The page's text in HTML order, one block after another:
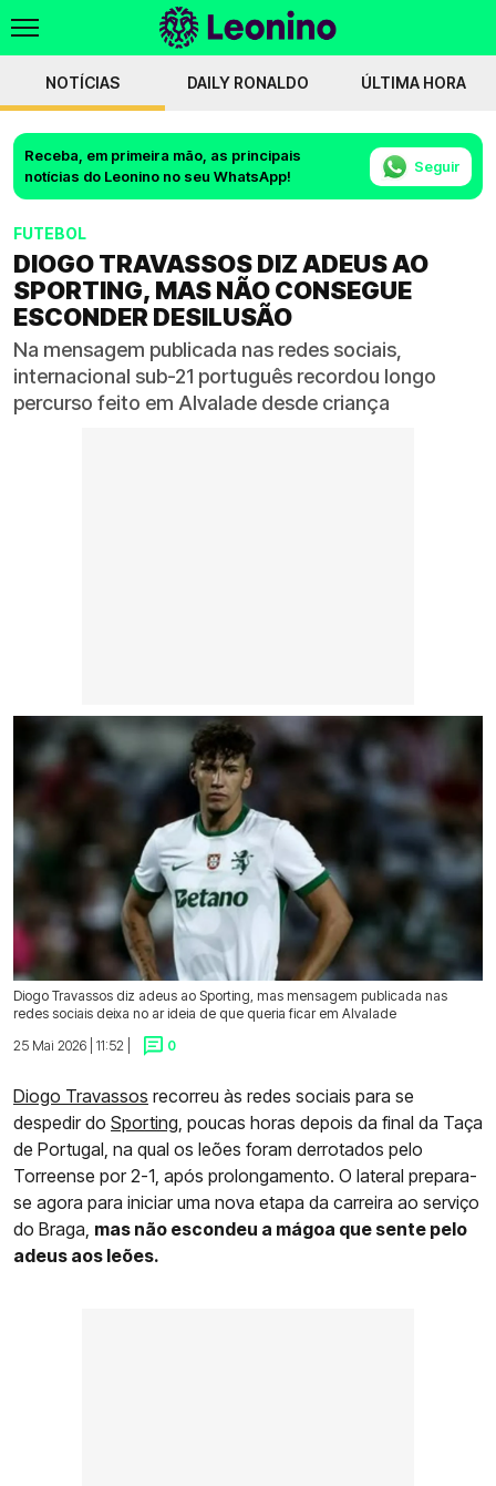
NOTÍCIAS DAILY RONALDO ÚLTIMA HORA
Receba, em primeira mão, as principais
notícias do Leonino no seu WhatsApp!
Seguir
FUTEBOL
DIOGO TRAVASSOS DIZ ADEUS AO
SPORTING, MAS NÃO CONSEGUE
ESCONDER DESILUSÃO
Na mensagem publicada nas redes sociais,
internacional sub-21 português recordou longo
percurso feito em Alvalade desde criança
Diogo Travassos diz adeus ao Sporting, mas mensagem publicada nas
redes sociais deixa no ar ideia de que queria ficar em Alvalade
25 Mai 2026 | 11:52 |
0
Diogo Travassos recorreu às redes sociais para se
despedir do Sporting, poucas horas depois da final da Taça
de Portugal, na qual os leões foram derrotados pelo
Torreense por 2-1, após prolongamento. O lateral prepara-
se agora para iniciar uma nova etapa da carreira ao serviço
do Braga, mas não escondeu a mágoa que sente pelo
adeus aos leões.